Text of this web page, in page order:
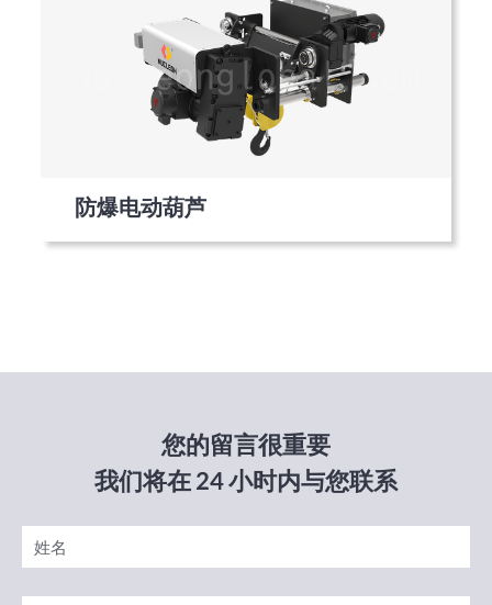
防爆电动葫芦
您的留言很重要
我们将在 24 小时内与您联系